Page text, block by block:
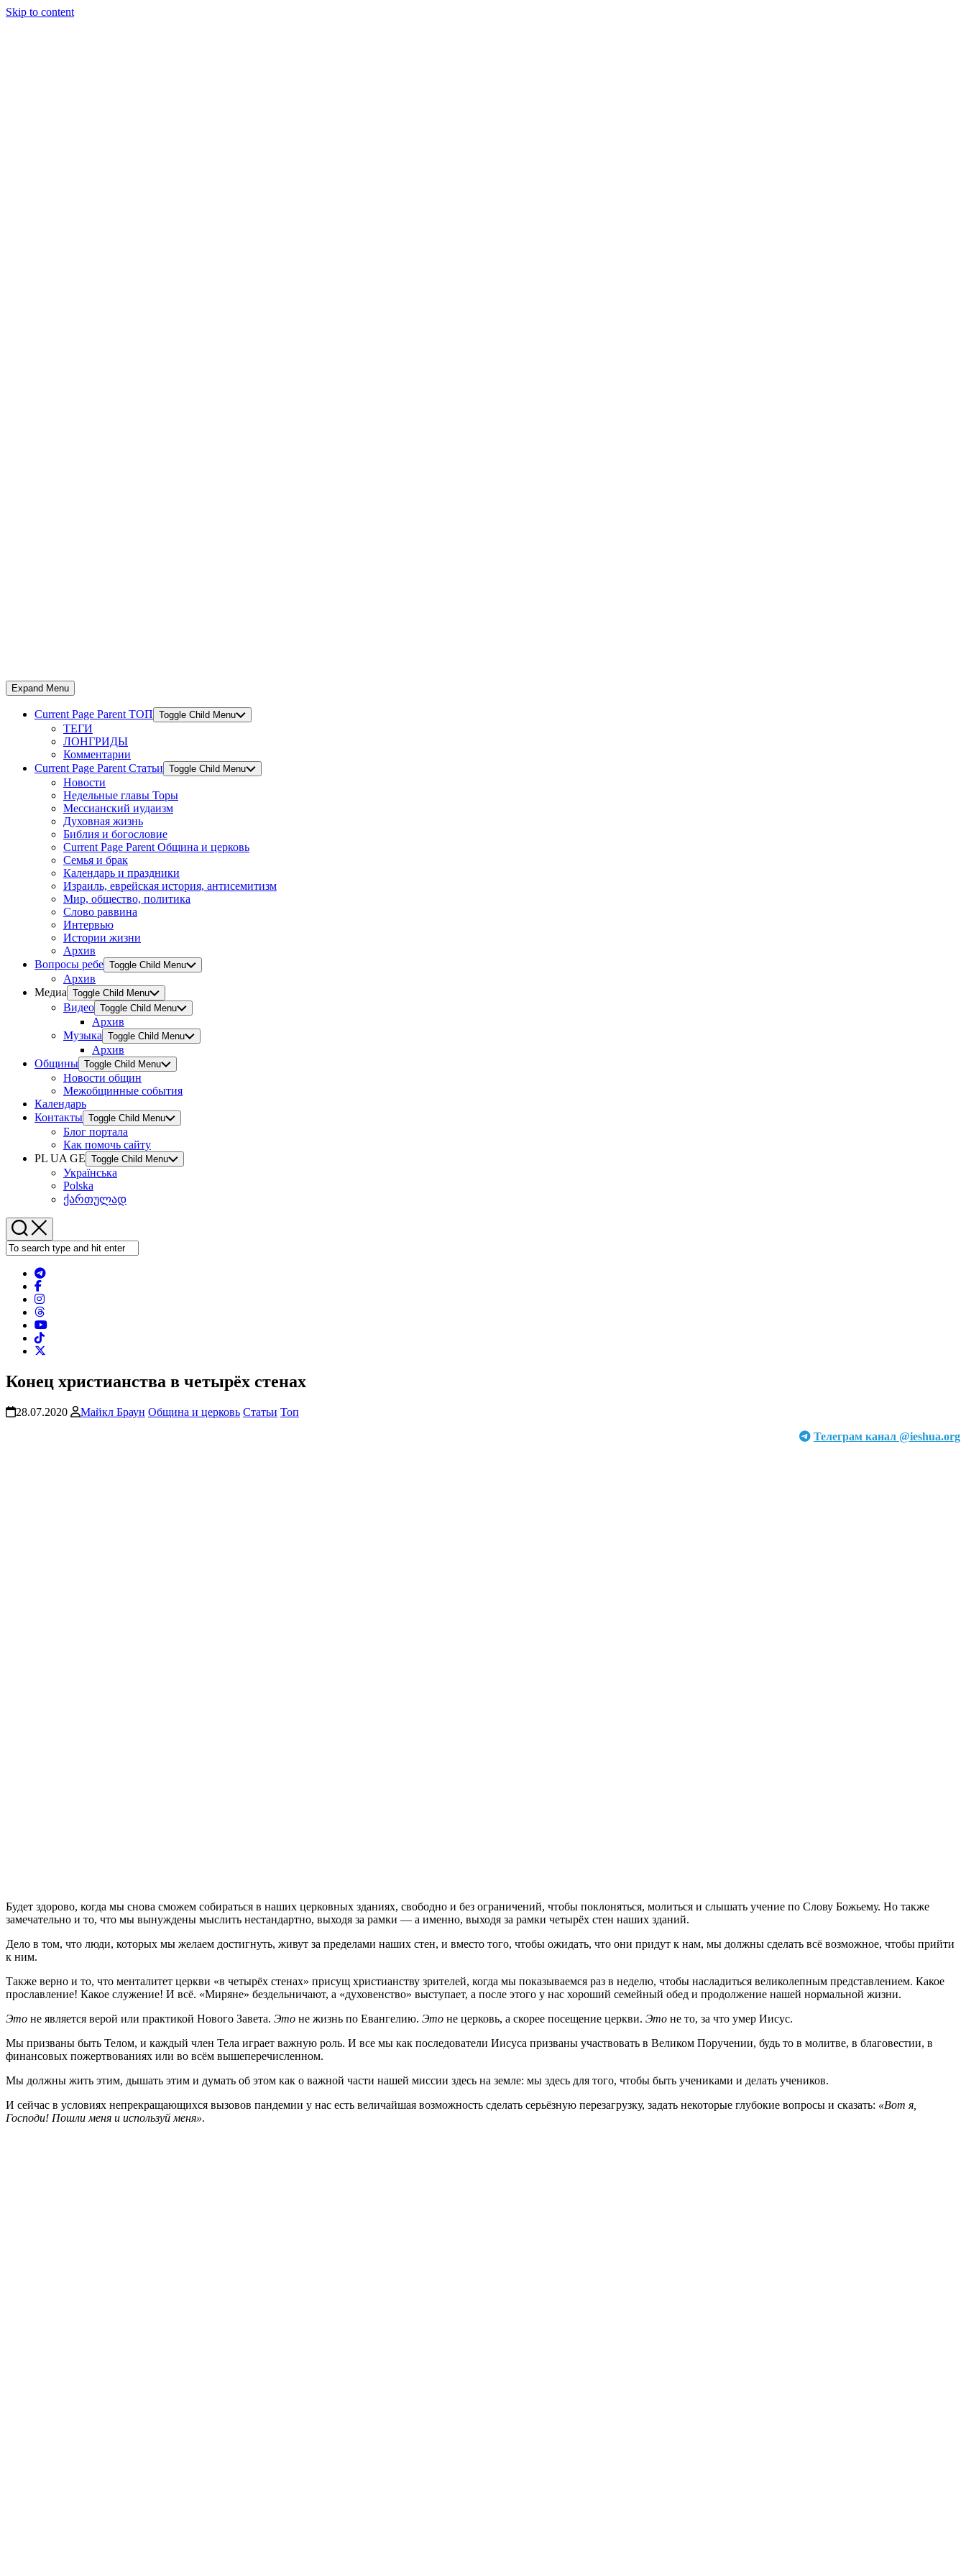
Skip to content
Expand Menu
Current Page Parent ТОП Toggle Child Menu
ТЕГИ
ЛОНГРИДЫ
Комментарии
Current Page Parent Статьи Toggle Child Menu
Новости
Недельные главы Торы
Мессианский иудаизм
Духовная жизнь
Библия и богословие
Current Page Parent Община и церковь
Семья и брак
Календарь и праздники
Израиль, еврейская история, антисемитизм
Мир, общество, политика
Слово раввина
Интервью
Истории жизни
Архив
Вопросы ребе Toggle Child Menu
Архив
Медиа Toggle Child Menu
Видео Toggle Child Menu
Архив
Музыка Toggle Child Menu
Архив
Общины Toggle Child Menu
Новости общин
Межобщинные события
Календарь
Контакты Toggle Child Menu
Блог портала
Как помочь сайту
PL UA GE Toggle Child Menu
Українська
Polska
ქართულად
Конец христианства в четырёх стенах
28.07.2020 Майкл Браун Община и церковь Статьи Топ
Телеграм канал @ieshua.org
Будет здорово, когда мы снова сможем собираться в наших церковных зданиях, свободно и без ограничений, чтобы поклоняться, молиться и слышать учение по Слову Божьему. Но также
замечательно и то, что мы вынуждены мыслить нестандартно, выходя за рамки — а именно, выходя за рамки четырёх стен наших зданий.
Дело в том, что люди, которых мы желаем достигнуть, живут за пределами наших стен, и вместо того, чтобы ожидать, что они придут к нам, мы должны сделать всё возможное, чтобы прийти
к ним.
Также верно и то, что менталитет церкви «в четырёх стенах» присущ христианству зрителей, когда мы показываемся раз в неделю, чтобы насладиться великолепным представлением. Какое
прославление! Какое служение! И всё. «Миряне» бездельничают, а «духовенство» выступает, а после этого у нас хороший семейный обед и продолжение нашей нормальной жизни.
Это не является верой или практикой Нового Завета. Это не жизнь по Евангелию. Это не церковь, а скорее посещение церкви. Это не то, за что умер Иисус.
Мы призваны быть Телом, и каждый член Тела играет важную роль. И все мы как последователи Иисуса призваны участвовать в Великом Поручении, будь то в молитве, в благовестии, в
финансовых пожертвованиях или во всём вышеперечисленном.
Мы должны жить этим, дышать этим и думать об этом как о важной части нашей миссии здесь на земле: мы здесь для того, чтобы быть учениками и делать учеников.
И сейчас в условиях непрекращающихся вызовов пандемии у нас есть величайшая возможность сделать серьёзную перезагрузку, задать некоторые глубокие вопросы и сказать: «Вот я,
Господи! Пошли меня и используй меня».